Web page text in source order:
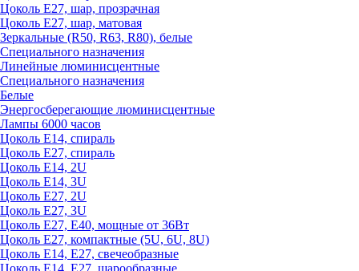
Цоколь Е27, шар, прозрачная
Цоколь Е27, шар, матовая
Зеркальные (R50, R63, R80), белые
Специального назначения
Линейные люминисцентные
Специального назначения
Белые
Энергосберегающие люминисцентные
Лампы 6000 часов
Цоколь Е14, спираль
Цоколь Е27, спираль
Цоколь Е14, 2U
Цоколь Е14, 3U
Цоколь Е27, 2U
Цоколь Е27, 3U
Цоколь Е27, Е40, мощные от 36Вт
Цоколь Е27, компактные (5U, 6U, 8U)
Цоколь Е14, Е27, свечеобразные
Цоколь Е14, Е27, шарообразные